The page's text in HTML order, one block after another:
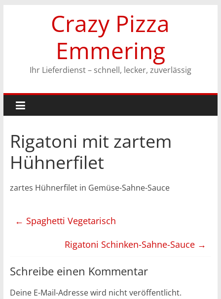
Crazy Pizza
Emmering
Ihr Lieferdienst – schnell, lecker, zuverlässig
Rigatoni mit zartem
Hühnerfilet
zartes Hühnerfilet in Gemüse-Sahne-Sauce
← Spaghetti Vegetarisch
Rigatoni Schinken-Sahne-Sauce →
Schreibe einen Kommentar
Deine E-Mail-Adresse wird nicht veröffentlicht.